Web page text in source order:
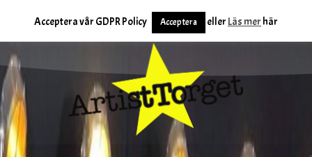
Acceptera vår GDPR Policy Acceptera eller Läs mer här